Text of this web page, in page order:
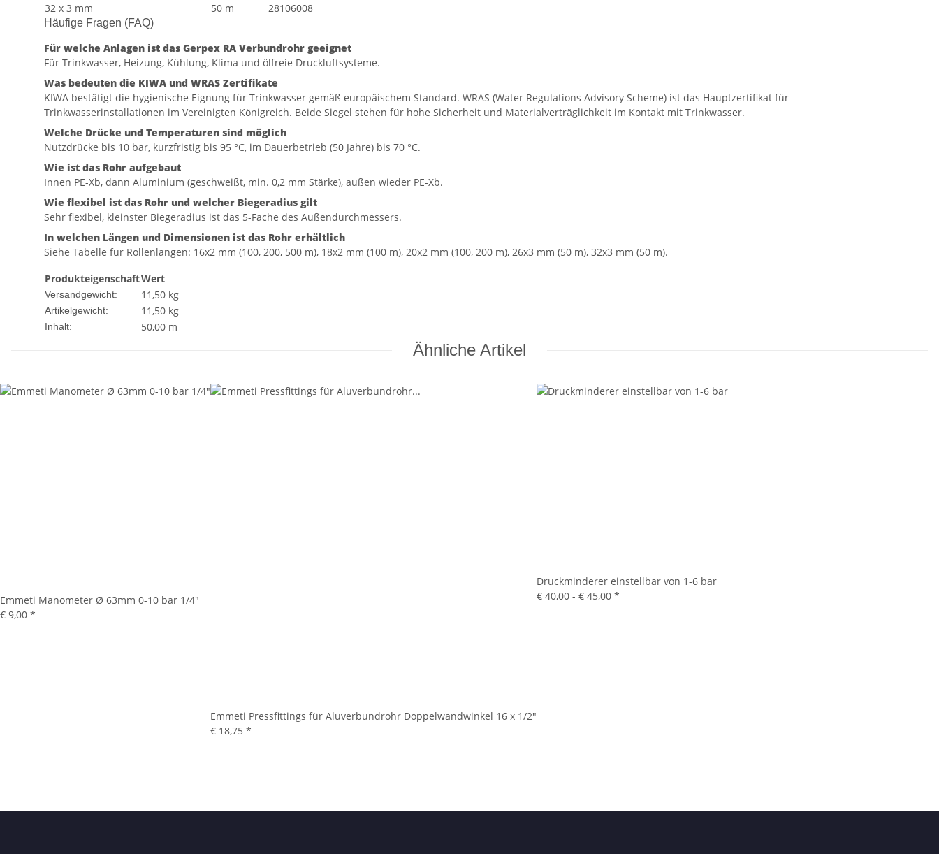
32 x 3 mm
50 m 28106008
Häufige Fragen (FAQ)
Für welche Anlagen ist das Gerpex RA Verbundrohr geeignet
Für Trinkwasser, Heizung, Kühlung, Klima und ölfreie Druckluftsysteme.
Was bedeuten die KIWA und WRAS Zertifikate
KIWA bestätigt die hygienische Eignung für Trinkwasser gemäß europäischem Standard. WRAS (Water Regulations Advisory Scheme) ist das Hauptzertifikat für
Trinkwasserinstallationen im Vereinigten Königreich. Beide Siegel stehen für hohe Sicherheit und Materialverträglichkeit im Kontakt mit Trinkwasser.
Welche Drücke und Temperaturen sind möglich
Nutzdrücke bis 10 bar, kurzfristig bis 95 °C, im Dauerbetrieb (50 Jahre) bis 70 °C.
Wie ist das Rohr aufgebaut
Innen PE-Xb, dann Aluminium (geschweißt, min. 0,2 mm Stärke), außen wieder PE-Xb.
Wie flexibel ist das Rohr und welcher Biegeradius gilt
Sehr flexibel, kleinster Biegeradius ist das 5-Fache des Außendurchmessers.
In welchen Längen und Dimensionen ist das Rohr erhältlich
Siehe Tabelle für Rollenlängen: 16x2 mm (100, 200, 500 m), 18x2 mm (100 m), 20x2 mm (100, 200 m), 26x3 mm (50 m), 32x3 mm (50 m).
ProdukteigenschaftWert
Versandgewicht: 11,50 kg
Artikelgewicht: 11,50 kg
Inhalt: 50,00 m
Ähnliche Artikel
Emmeti Manometer Ø 63mm 0-10 bar 1/4"
€ 9,00 *
Emmeti Pressfittings für Aluverbundrohr Doppelwandwinkel 16 x 1/2"
€ 18,75 *
Druckminderer einstellbar von 1-6 bar
€ 40,00 - € 45,00 *